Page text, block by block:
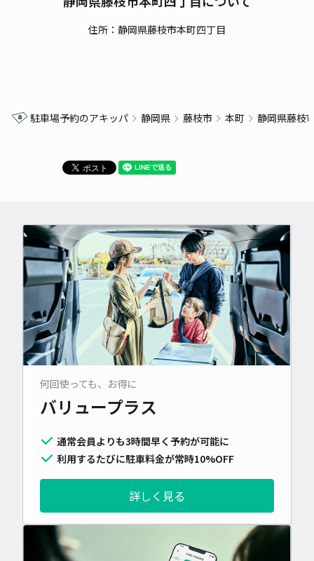
住所：静岡県藤枝市本町四丁目
駐車場予約のアキッパ 静岡県 藤枝市 本町 静岡県藤枝
何回使っても、お得に
バリュープラス
通常会員よりも3時間早く予約が可能に
利用するたびに駐車料金が常時10%OFF
詳しく見る